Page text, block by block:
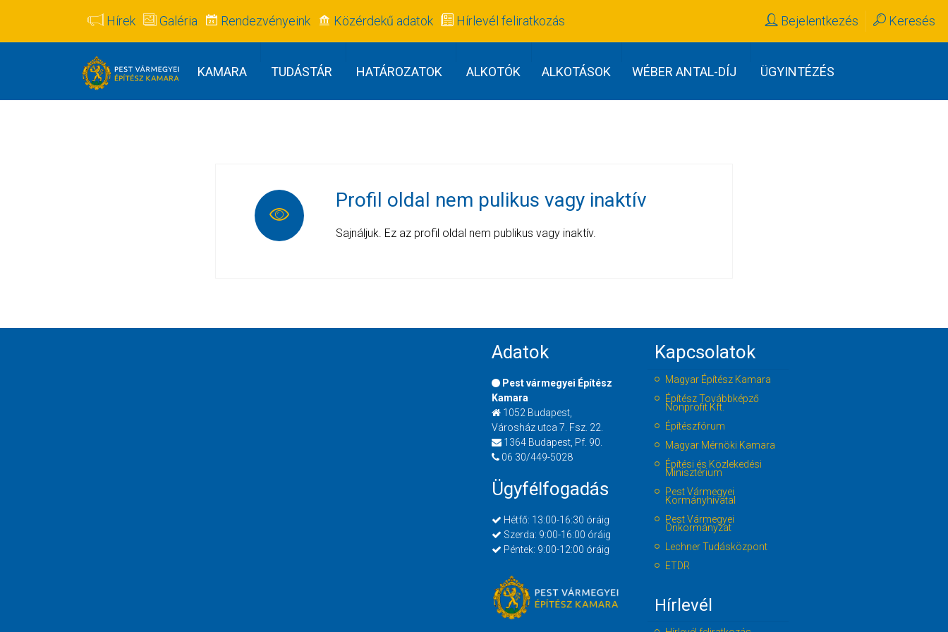
Hírek Galéria Rendezvényeink Közérdekű adatok Hírlevél feliratkozás Bejelentkezés Keresés
KAMARA TUDÁSTÁR HATÁROZATOK ALKOTÓK ALKOTÁSOK WÉBER ANTAL-DÍJ ÜGYINTÉZÉS
Profil oldal nem pulikus vagy inaktív
Sajnáljuk. Ez az profil oldal nem publikus vagy inaktív.
Adatok
Pest vármegyei Építész
Kamara
1052 Budapest,
Városház utca 7. Fsz. 22.
1364 Budapest, Pf. 90.
06 30/449-5028
Ügyfélfogadás
Hétfő: 13:00-16:30 óráig
Szerda: 9:00-16:00 óráig
Péntek: 9:00-12:00 óráig
Kapcsolatok
Magyar Építész Kamara
Építész Továbbképző
Nonprofit Kft.
Építészfórum
Magyar Mérnöki Kamara
Építési és Közlekedési
Minisztérium
Pest Vármegyei
Kormányhivatal
Pest Vármegyei
Önkormányzat
Lechner Tudásközpont
ETDR
Hírlevél